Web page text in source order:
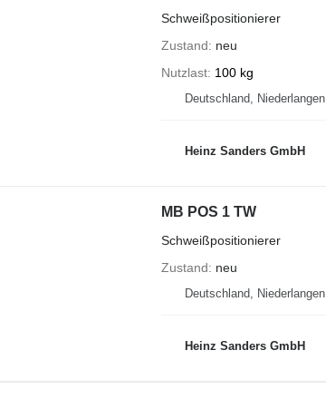
Schweißpositionierer
Zustand
neu
Nutzlast 100 kg
Deutschland, Niederlangen
Heinz Sanders GmbH
MB POS 1 TW
Schweißpositionierer
Zustand
neu
Deutschland, Niederlangen
Heinz Sanders GmbH